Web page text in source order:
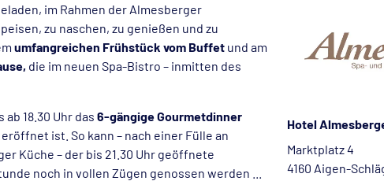
Hotel
Marktplatz 4
4160 Aigen-
im Rahmen der Almesberger
zu naschen, zu genießen und zu
umfangreichen Frühstück vom Buffet und am
die im neuen Spa-Bistro – inmitten des
18.30 Uhr das 6-gängige Gourmetdinner
eröffnet ist. So kann – nach einer Fülle an
Küche – der bis 21.30 Uhr geöffnete
noch in vollen Zügen genossen werden ...